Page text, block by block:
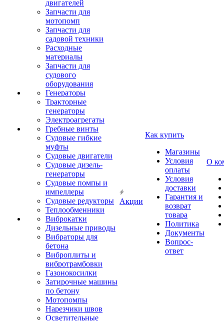
двигателей
Запчасти для
мотопомп
Запчасти для
садовой техники
Расходные
материалы
Запчасти для
судового
оборудования
Генераторы
Тракторные
генераторы
Электроагрегаты
Гребные винты
Судовые гибкие
муфты
Судовые двигатели
Судовые дизель-
генераторы
Судовые помпы и
импеллеры
Судовые редукторы
Теплообменники
Виброкатки
Дизельные приводы
Вибраторы для
бетона
Виброплиты и
вибротрамбовки
Газонокосилки
Затирочные машины
по бетону
Мотопомпы
Нарезчики швов
Осветительные
Акции
Как купить
Магазины
Условия
оплаты
Условия
доставки
Гарантия и
возврат
товара
Политика
Документы
Вопрос-
ответ
О